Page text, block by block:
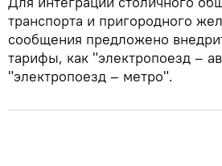
транспорта и пригородного
сообщения предложено
тарифы, как "электропоезд –
"электропоезд – метро".